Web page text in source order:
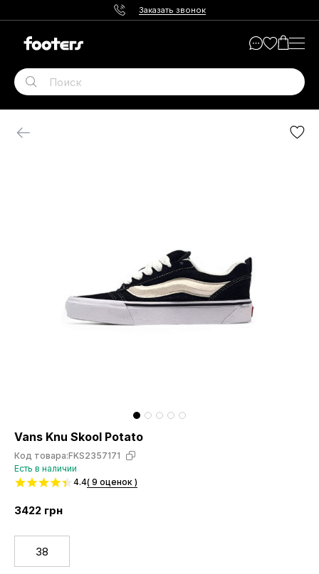
Заказать звонок
Vans Knu Skool Potato
Код товара:FKS2357171
Есть в наличии
4.4( 9 оценок )
3422 грн
38